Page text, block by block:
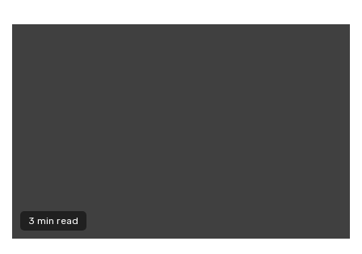
3 min read